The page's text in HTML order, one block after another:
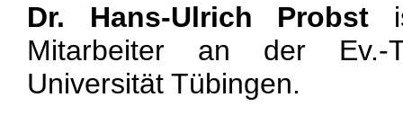
Dr. Hans-Ulrich Probst
Mitarbeiter an der Ev.-
Universität Tübingen.